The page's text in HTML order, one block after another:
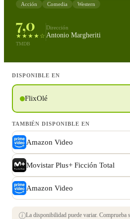
Acción Comedia Western
7,0
★★★★☆
TMDB
Dirección
Antonio Margheriti
DISPONIBLE EN
FlixOlé
TAMBIÉN DISPONIBLE EN
Amazon Video
Movistar Plus+ Ficción Total
Amazon Video
La disponibilidad puede variar. Comprueba